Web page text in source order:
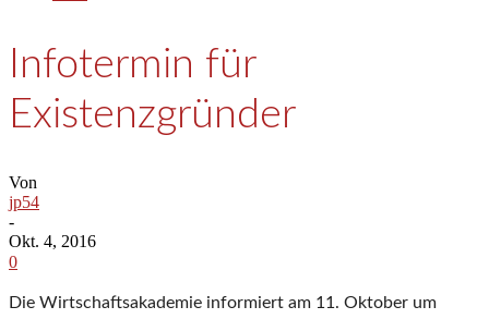
Infotermin für
Existenzgründer
Von
jp54
-
Okt. 4, 2016
0
Die Wirtschaftsakademie informiert am 11. Oktober um